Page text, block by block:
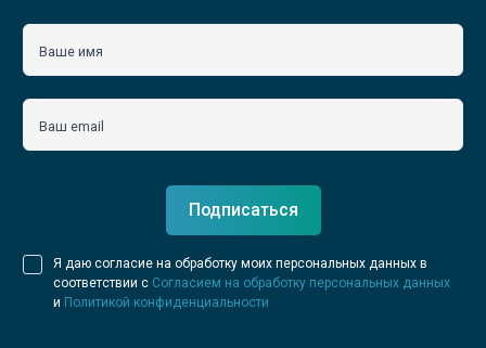
Ваше имя
Ваш email
Подписаться
Я даю согласие на обработку моих персональных данных в
соответствии с Согласием на обработку персональных данных
и Политикой конфиденциальности